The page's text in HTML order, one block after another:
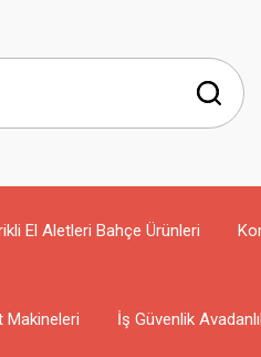
El Aletleri Bahçe Ürünleri
Makineleri İş Güvenlik